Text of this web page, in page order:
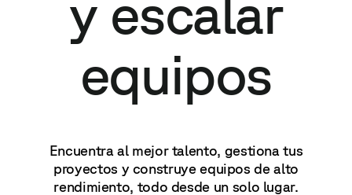
y escalar
equipos
Encuentra al mejor talento, gestiona tus
proyectos y construye equipos de alto
rendimiento, todo desde un solo lugar.